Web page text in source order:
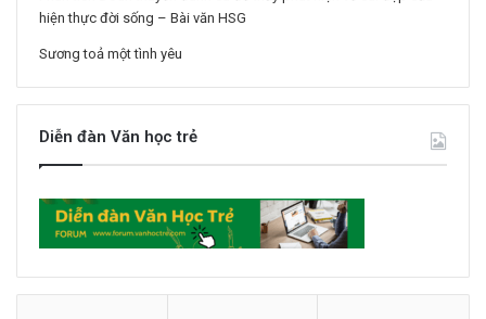
hiện thực đời sống – Bài văn HSG
Sương toả một tình yêu
Diễn đàn Văn học trẻ